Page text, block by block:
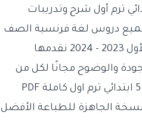
ترم أول شرح وتدريبات
والوضوح مجانًا لكل من
الجاهزة للطباعة الأفضل